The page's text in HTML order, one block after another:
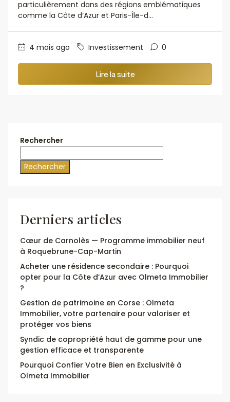
particulièrement dans des régions emblématiques
comme la Côte d’Azur et Paris-Île-d…
4 mois ago Investissement 0
Lire la suite
Rechercher
Rechercher
Derniers articles
Cœur de Carnolès — Programme immobilier neuf
à Roquebrune-Cap-Martin
Acheter une résidence secondaire : Pourquoi
opter pour la Côte d’Azur avec Olmeta Immobilier
?
Gestion de patrimoine en Corse : Olmeta
Immobilier, votre partenaire pour valoriser et
protéger vos biens
Syndic de copropriété haut de gamme pour une
gestion efficace et transparente
Pourquoi Confier Votre Bien en Exclusivité à
Olmeta Immobilier